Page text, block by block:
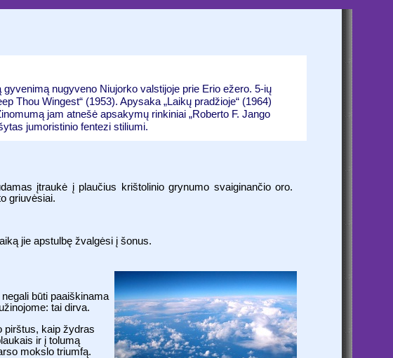
nugyveno Niujorko valstijoje prie Erio ežero. 5-ių
Thou Wingest“ (1953). Apysaka „Laikų pradžioje“ (1964)
jam atnešė apsakymų rinkiniai „Roberto F. Jango
jumoristinio fentezi stiliumi.
įtraukė į plaučius krištolinio grynumo svaiginančio oro.
griuvėsiai.
jie apstulbę žvalgėsi į šonus.
būti paaiškinama
tai dirva.
pirštus, kaip žydras
ir į tolumą
mokslo triumfą.